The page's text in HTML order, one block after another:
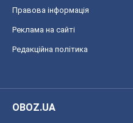
Правова інформація
Реклама на сайті
Редакційна політика
OBOZ.UA